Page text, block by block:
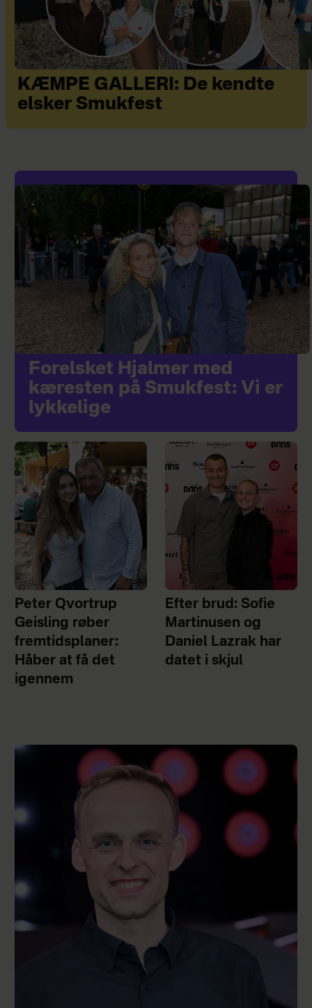
KÆMPE GALLERI: De kendte
elsker Smukfest
Forelsket Hjalmer med
kæresten på Smukfest: Vi er
lykkelige
Peter Qvortrup
Geisling røber
fremtidsplaner:
Håber at få det
igennem
Efter brud: Sofie
Martinusen og
Daniel Lazrak har
datet i skjul